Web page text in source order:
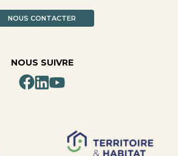
NOUS CONTACTER
NOUS SUIVRE